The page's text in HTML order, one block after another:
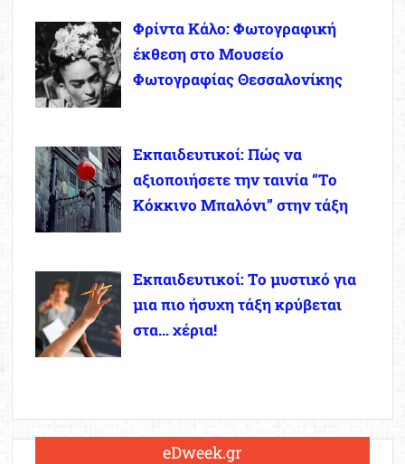
Φρίντα Κάλο: Φωτογραφική
έκθεση στο Μουσείο
Φωτογραφίας Θεσσαλονίκης
Εκπαιδευτικοί: Πώς να
αξιοποιήσετε την ταινία “Το
Κόκκινο Μπαλόνι” στην τάξη
Εκπαιδευτικοί: Το μυστικό για
μια πιο ήσυχη τάξη κρύβεται
στα… χέρια!
eDweek.gr